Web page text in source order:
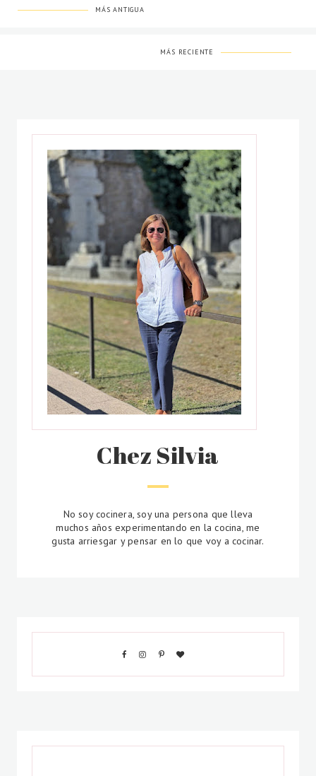
MÁS ANTIGUA
MÁS RECIENTE
Chez Silvia
No soy cocinera, soy una persona que lleva
muchos años experimentando en la cocina, me
gusta arriesgar y pensar en lo que voy a cocinar.